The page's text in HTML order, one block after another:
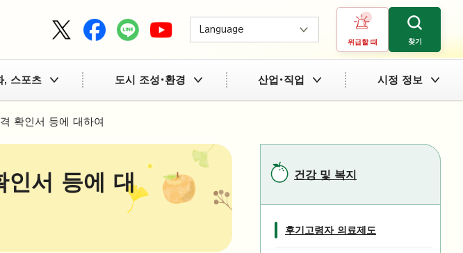
Language
위급할 때 찾기
, 스포츠 도시 조성・환경 산업・직업 시정 정보
확인서 등에 대하여
인서 등에 대
건강 및 복지
후기고령자 의료제도